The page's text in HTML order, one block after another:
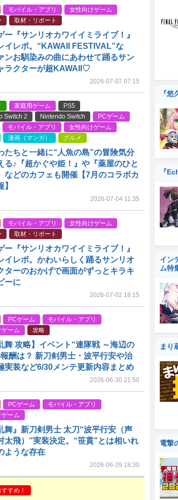
モバイル・アプリ
女性向けゲーム
取材・リポート
ー『サンリオカワイイミライブ！』
イレポ。“KAWAII FESTIVAL”な
ンお馴染みの曲にあわせて踊るサン
ラクターが超KAWAII♡
2026-07-07 07:15
家庭用ゲーム
PS5
Switch 2
Nintendo Switch
PCゲーム
モバイル・アプリ
女性向けゲーム
漫画（マンガ） グルメ
たちと一緒に“人魚の島”の冒険気分
る♪『超かぐや姫！』や『薬屋のひと
などのカフェも開催【7月のコラボカ
2026-07-04 11:35
モバイル・アプリ
女性向けゲーム
取材・リポート
ー『サンリオカワイイミライブ！』
イレポ。かわいらしく踊るサンリオ
ターのおかげで画面がずっとキラキ
ーに
2026-07-02 18:15
PCゲーム
モバイル・アプリ
ーム
攻略
舞 攻略】イベント“連隊戦 ～海辺の
酬は？ 新刀剣男士・波平行安や治
実装など6/30メンテ更新内容まとめ
2026-06-30 21:50
PCゲーム
モバイル・アプリ
ーム
舞』新刀剣男士 太刀“波平行安（声
太飛）”実装決定。“笹貫”とは相いれ
ような存在
2026-06-29 18:30
すめ！
『
『
イン
ム特
まり
電撃